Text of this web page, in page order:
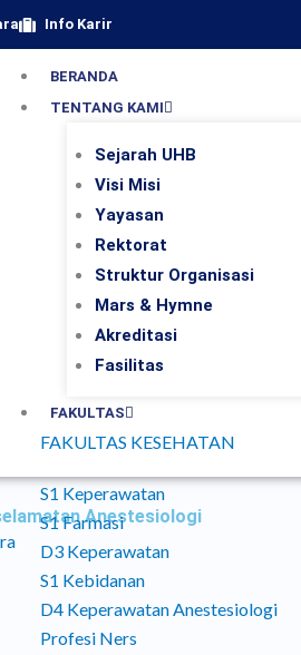
Info Karir
BERANDA
TENTANG KAMI
Sejarah UHB
Visi Misi
Yayasan
Rektorat
Struktur Organisasi
Mars & Hymne
Akreditasi
Fasilitas
FAKULTAS
FAKULTAS KESEHATAN
S1 Keperawatan
S1 Farmasi
D3 Keperawatan
S1 Kebidanan
D4 Keperawatan Anestesiologi
Profesi Ners
Anestesiologi